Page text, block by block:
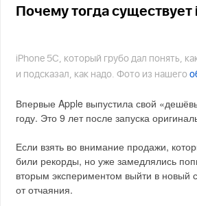
Почему тогда существует
iPhone 5C, который грубо дал понять,
и подсказал, как надо. Фото из нашего
Впервые Apple выпустила свой
году. Это 9 лет после запуска
Если взять во внимание продажи,
били рекорды, но уже замедлялись
вторым экспериментом выйти в новый
от отчаяния.